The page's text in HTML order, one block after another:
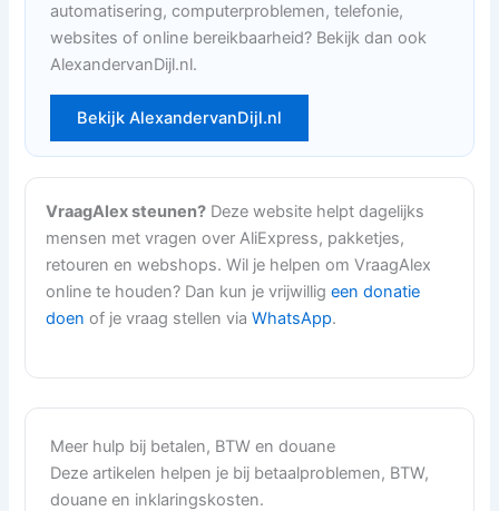
automatisering, computerproblemen, telefonie,
websites of online bereikbaarheid? Bekijk dan ook
AlexandervanDijl.nl.
Bekijk AlexandervanDijl.nl
VraagAlex steunen? Deze website helpt dagelijks
mensen met vragen over AliExpress, pakketjes,
retouren en webshops. Wil je helpen om VraagAlex
online te houden? Dan kun je vrijwilligeen donatie
doen of je vraag stellen viaWhatsApp.
Meer hulp bij betalen, BTW en douane
Deze artikelen helpen je bij betaalproblemen, BTW,
douane en inklaringskosten.